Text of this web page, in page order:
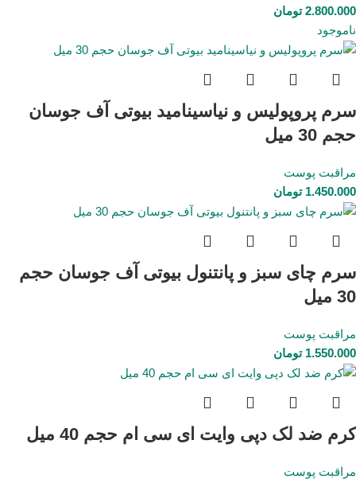
2.800.000 تومان
ناموجود
سرم پروپولیس و نیاسینامید بیوتی آف جوسان
حجم 30 میل
مراقبت پوست
1.450.000 تومان
سرم چای سبز و پانتنول بیوتی آف جوسان حجم
30 میل
مراقبت پوست
1.550.000 تومان
کرم ضد لک دپی وایت ای سی ام حجم 40 میل
مراقبت پوست